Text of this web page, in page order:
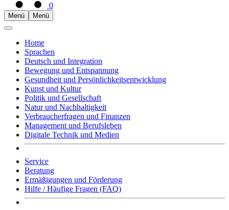
0
Menü Menü
Home
Sprachen
Deutsch und Integration
Bewegung und Entspannung
Gesundheit und Persönlichkeitsentwicklung
Kunst und Kultur
Politik und Gesellschaft
Natur und Nachhaltigkeit
Verbraucherfragen und Finanzen
Management und Berufsleben
Digitale Technik und Medien
Service
Beratung
Ermäßigungen und Förderung
Hilfe / Häufige Fragen (FAQ)